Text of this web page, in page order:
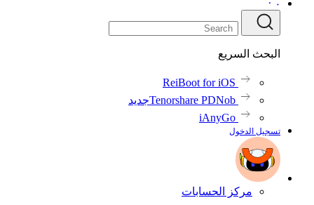
البحث السريع
ReiBoot for iOS
Tenorshare PDNobجديد
iAnyGo
تسجيل الدخول
مركز الحسابات